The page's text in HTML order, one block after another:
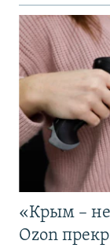
«Крым –
Ozon